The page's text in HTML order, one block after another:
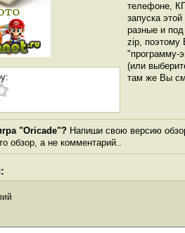
телефоне,
запуска
разные и
zip, поэтому
"программу-
(или
там же Вы
"Oricade"? Напиши свою версию
обзор, а не комментарий..